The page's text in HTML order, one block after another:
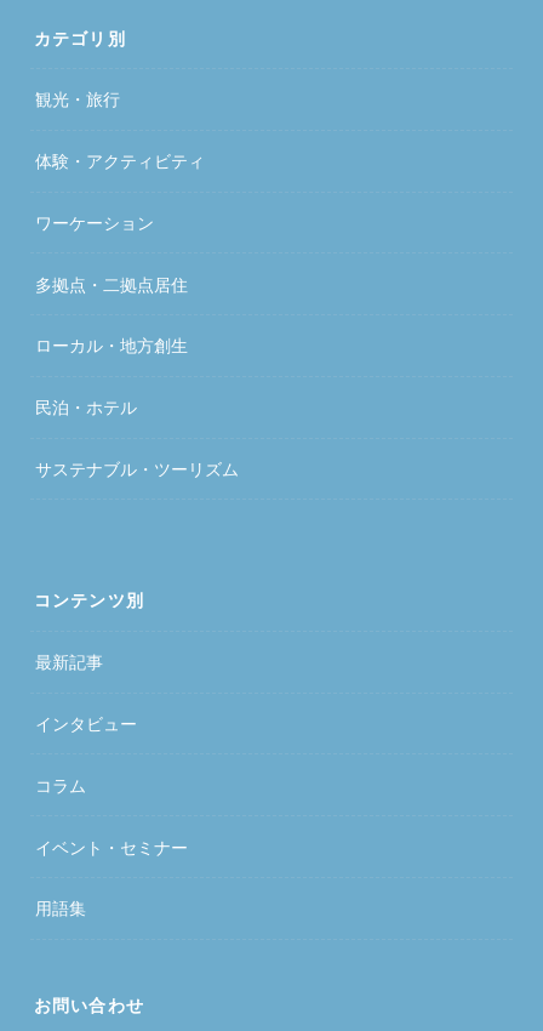
カテゴリ別
観光・旅行
体験・アクティビティ
ワーケーション
多拠点・二拠点居住
ローカル・地方創生
民泊・ホテル
サステナブル・ツーリズム
コンテンツ別
最新記事
インタビュー
コラム
イベント・セミナー
用語集
お問い合わせ